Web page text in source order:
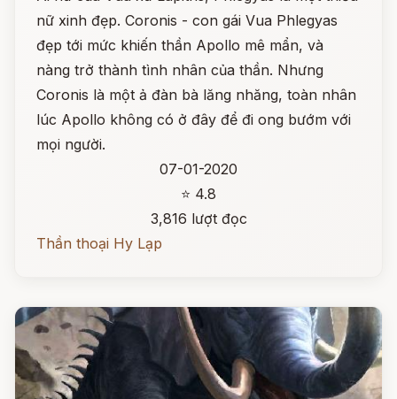
nữ xinh đẹp. Coronis - con gái Vua Phlegyas
đẹp tới mức khiến thần Apollo mê mẩn, và
nàng trở thành tình nhân của thần. Nhưng
Coronis là một ả đàn bà lăng nhăng, toàn nhân
lúc Apollo không có ở đây để đi ong bướm với
mọi người.
07-01-2020
⭐ 4.8
3,816 lượt đọc
Thần thoại Hy Lạp